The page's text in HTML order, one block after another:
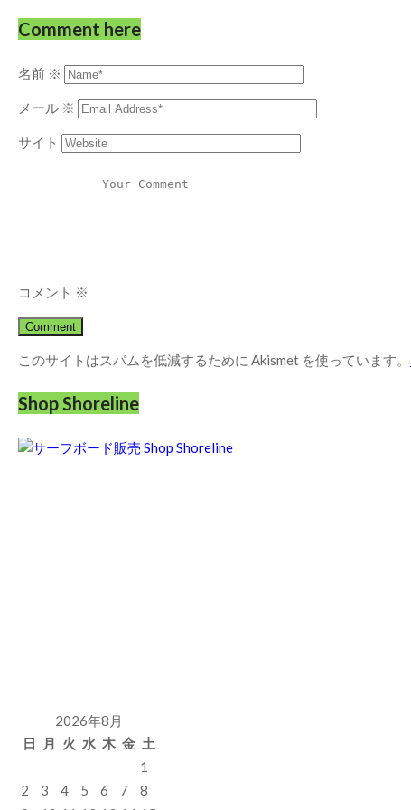
Comment here
名前 ※
メール ※
サイト
コメント ※
このサイトはスパムを低減するために Akismet を使っています。
Shop Shoreline
2026年8月
日
月 火 水 木 金 土
1
2
3 4 5 6 7
8